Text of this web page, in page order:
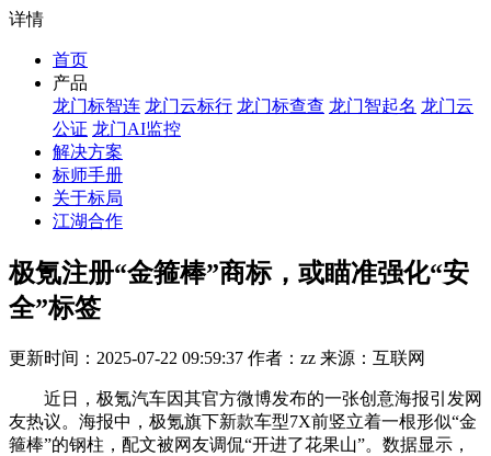
详情
首页
产品
龙门标智连 龙门云标行 龙门标查查 龙门智起名 龙门云
公证 龙门AI监控
解决方案
标师手册
关于标局
江湖合作
极氪注册“金箍棒”商标，或瞄准强化“安
全”标签
更新时间：2025-07-22 09:59:37 作者：zz 来源：互联网
近日，极氪汽车因其官方微博发布的一张创意海报引发网
友热议。海报中，极氪旗下新款车型7X前竖立着一根形似“金
箍棒”的钢柱，配文被网友调侃“开进了花果山”。数据显示，